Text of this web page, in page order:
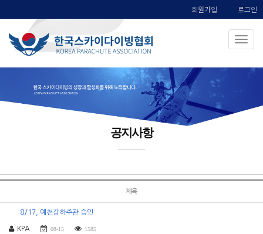
회원가입 로그인
공지사항
제목
8/17, 예천강하주관 승인
KPA 08-15 1585